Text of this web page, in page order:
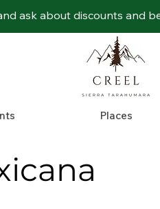
ask about discounts and
Places